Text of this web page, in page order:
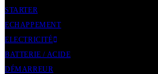
STARTER
ECHAPPEMENT
ELECTRICITÉ
BATTERIE / ACIDE
DÉMARREUR